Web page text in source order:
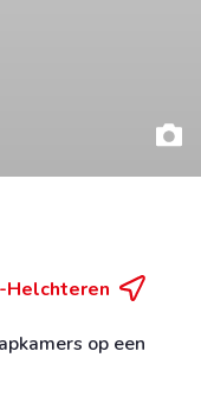
Helchteren
op een